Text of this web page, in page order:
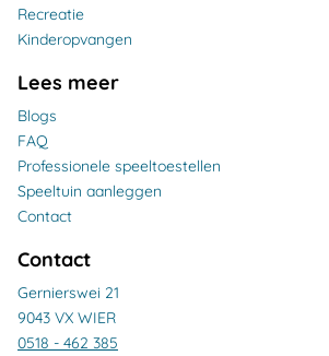
Recreatie
Kinderopvangen
Lees meer
Blogs
FAQ
Professionele speeltoestellen
Speeltuin aanleggen
Contact
Contact
Gernierswei 21
9043 VX WIER
0518 - 462 385